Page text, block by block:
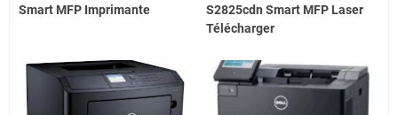
Smart MFP Imprimante
S2825cdn Smart MFP Laser
Télécharger